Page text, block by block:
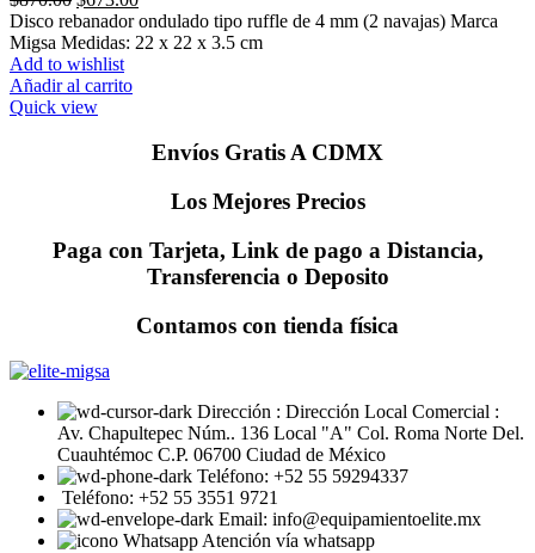
price
was:
$870.00.
price
is:
Disco rebanador ondulado tipo ruffle de 4 mm (2 navajas) Marca
Migsa Medidas: 22 x 22 x 3.5 cm
Add to wishlist
Añadir al carrito
Quick view
Envíos Gratis A CDMX
Los Mejores Precios
Paga con Tarjeta, Link de pago a Distancia,
Transferencia o Deposito
Contamos con tienda física
Dirección : Dirección Local Comercial :
Av. Chapultepec Núm.. 136 Local "A" Col. Roma Norte Del.
Cuauhtémoc C.P. 06700 Ciudad de México
Teléfono: +52 55 59294337
Teléfono: +52 55 3551 9721
Email: info@equipamientoelite.mx
Atención vía whatsapp